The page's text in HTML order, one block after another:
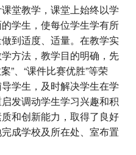
堂教学，课堂上始终以学
学生，使每位学生学有所
到适度、适量。在教学实
方法，教学目的明确，先
”、“课件比赛优胜”等荣
学生，及时解决学生在学
发调动学生学习兴趣和积
和创新能力，取得了良好
成学校及所在处、室布置